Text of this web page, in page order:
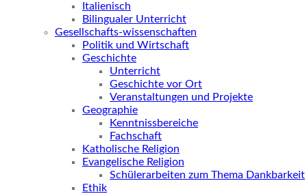
Italienisch
Bilingualer Unterricht
Gesellschafts-wissenschaften
Politik und Wirtschaft
Geschichte
Unterricht
Geschichte vor Ort
Veranstaltungen und Projekte
Geographie
Kenntnissbereiche
Fachschaft
Katholische Religion
Evangelische Religion
Schülerarbeiten zum Thema Dankbarkeit
Ethik